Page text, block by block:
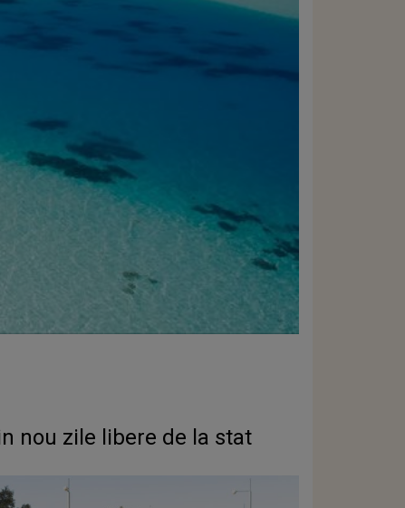
nou zile libere de la stat